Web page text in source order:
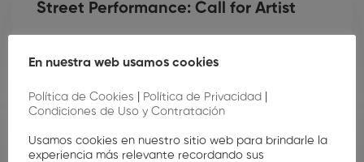
Street Performance: Call for Artist
Street Performance: Call for Artist
En nuestra web usamos cookies
Política de Cookies Política de Privacidad
Condiciones de Uso y Contratación
Usamos cookies en nuestro sitio web para brindarle la
experiencia más relevante recordando sus